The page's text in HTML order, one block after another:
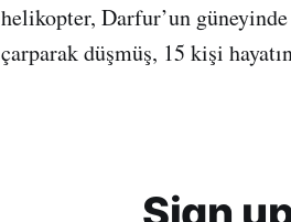
helikopter, Darfur’un
çarparak düşmüş, 15 kişi